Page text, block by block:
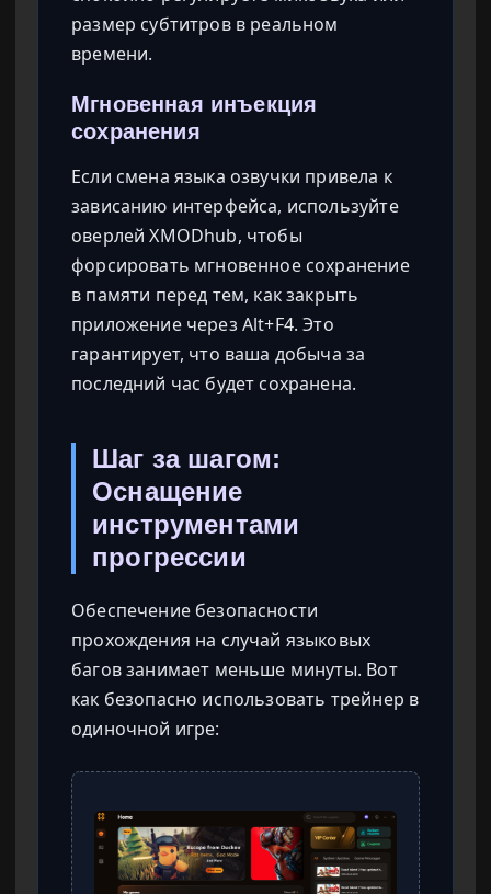
размер субтитров в реальном
времени.
Мгновенная инъекция
сохранения
Если смена языка озвучки привела к
зависанию интерфейса, используйте
оверлей XMODhub, чтобы
форсировать мгновенное сохранение
в памяти перед тем, как закрыть
приложение через Alt+F4. Это
гарантирует, что ваша добыча за
последний час будет сохранена.
Шаг за шагом:
Оснащение
инструментами
прогрессии
Обеспечение безопасности
прохождения на случай языковых
багов занимает меньше минуты. Вот
как безопасно использовать трейнер в
одиночной игре: